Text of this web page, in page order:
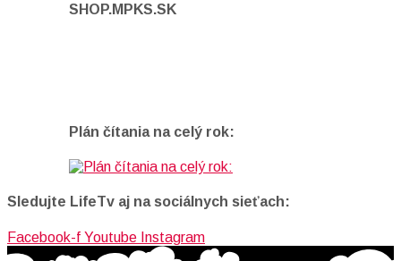
SHOP.MPKS.SK
Plán čítania na celý rok:
Sledujte LifeTv aj na sociálnych sieťach:
Facebook-f Youtube Instagram